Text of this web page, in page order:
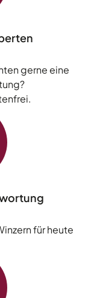
gerne eine
für heute